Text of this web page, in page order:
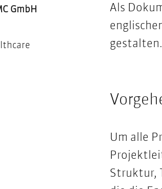
Als
gestalten.
Um alle
Struktur,
GmbH